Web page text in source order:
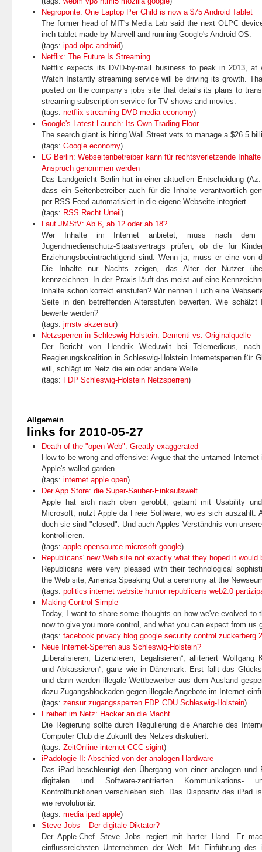
Negroponte: One Laptop Per Child is now a $75 Android Tablet
The former head of MIT's Media Lab said the next OLPC
inch tablet made by Marvell and running Google's Android OS.
(tags: ipad olpc android)
Netflix: The Future Is Streaming
Netflix expects its DVD-by-mail business to peak in 2013,
Watch Instantly streaming service will be driving its growth.
posted on the company’s jobs site that details its plans to
streaming subscription service for TV shows and movies.
(tags: netflix streaming DVD media economy)
Google's Latest Launch: Its Own Trading Floor
The search giant is hiring Wall Street vets to manage a $26.5
(tags: Google economy)
LG Berlin: Webseitenbetreiber kann für rechtsverletzende
Anspruch genommen werden
Das Landgericht Berlin hat in einer aktuellen Entscheidung
dass ein Seitenbetreiber auch für die Inhalte verantwortlich
per RSS-Feed automatisiert in die eigene Webseite integriert.
(tags: RSS Recht Urteil)
Laut JMStV: Ab 6, ab 12 oder ab 18?
Wer Inhalte im Internet anbietet, muss nach dem
Jugendmedienschutz-Staatsvertrags prüfen, ob die für
Erziehungsbeeinträchtigend sind. Wenn ja, muss er eine von
Die Inhalte nur Nachts zeigen, das Alter der Nutzer
kennzeichnen. In der Praxis läuft das meist auf eine
Inhalte schon korrekt einstufen? Wir nennen Euch eine
Seite in den betreffenden Altersstufen bewerten. Wie
bewerte werden?
(tags: jmstv akzensur)
Netzsperren in Schleswig-Holstein: Dementi vs. Originalquelle
Der Bericht von Hendrik Wieduwilt bei Telemedicus,
Reagierungskoalition in Schleswig-Holstein Internetsperren für
will, schlägt im Netz die ein oder andere Welle.
(tags: FDP Schleswig-Holstein Netzsperren)
Allgemein
links for 2010-05-27
Death of the "open Web": Greatly exaggerated
How to be wrong and offensive: Argue that the untamed
Apple's walled garden
(tags: internet apple open)
Der App Store: die Super-Sauber-Einkaufswelt
Apple hat sich nach oben gerobbt, getarnt mit Usability
Microsoft, nutzt Apple da Freie Software, wo es sich auszahlt.
doch sie sind "closed". Und auch Apples Verständnis von
kontrollieren.
(tags: apple opensource microsoft google)
Republicans' new Web site not exactly what they hoped it would
Republicans were very pleased with their technological
the Web site, America Speaking Out a ceremony at the
(tags: politics internet website humor republicans web2.0
Making Control Simple
Today, I want to share some thoughts on how we've evolved to
now to give you more control, and what you can expect from us
(tags: facebook privacy blog google security control zuckerberg
Neue Internet-Sperren aus Schleswig-Holstein?
„Liberalisieren, Lizenzieren, Legalisieren“, alliteriert Wolfgang
und Abkassieren“, ganz wie in Dänemark. Erst fällt das
und dann werden illegale Wettbewerber aus dem Ausland
dazu Zugangsblockaden gegen illegale Angebote im Internet
(tags: zensur zugangssperren FDP CDU Schleswig-Holstein)
Freiheit im Netz: Hacker an die Macht
Die Regierung sollte durch Regulierung die Anarchie des
Computer Club die Zukunft des Netzes diskutiert.
(tags: ZeitOnline internet CCC sigint)
iPadologie II: Abschied von der analogen Hardware
Das iPad beschleunigt den Übergang von einer analogen und
digitalen und Software-zentrierten Kommunikations-
Kontrollfunktionen verschieben sich. Das Dispositiv des iPad
wie revolutionär.
(tags: media ipad apple)
Steve Jobs – Der digitale Diktator?
Der Apple-Chef Steve Jobs regiert mit harter Hand. Er
einflussreichsten Unternehmen der Welt. Mit Einführung